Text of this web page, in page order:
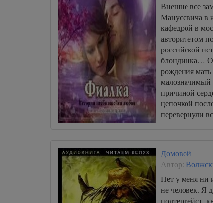
Внешне все
Манусевича в
кафедрой в
авторитетом
российской
блондинка…
рождения
малозначимый
причиной
цепочкой
перевернули
Домовой
Автор:
Нет у меня ни
не человек. Я
полтергейст,